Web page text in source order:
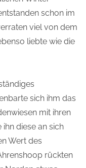
schon im
viel von dem
liebte wie die
sich ihm das
mit ihren
diese an sich
Wert des
rückten